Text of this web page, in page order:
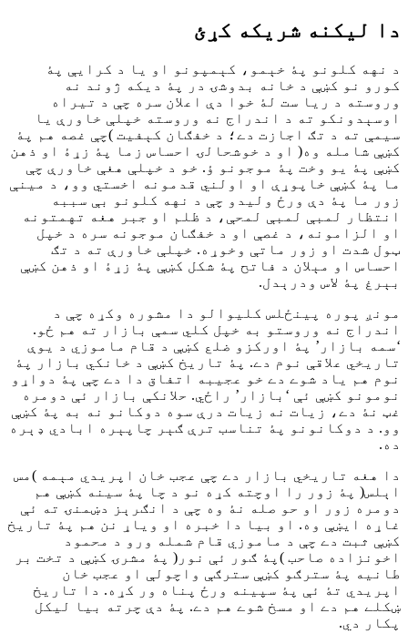
دا ليکنه شريکه کړئ
د نهه کلونو پۀ خېمو، کېمپونو او يا د کرایې پۀ
کورو نو کښې د خانه بدوشۍ در پۀ ديکه ژوند نه
وروسته د ريا ست لۀ خوا دې اعلان سره چې د تيراه
اوسېدونکو ته د اندراج نه وروسته خپلې خاورې يا
سيمې ته د تګ اجازت دے؛ د خفګان کېفيت )چې غصه هم پۀ
کښې شامله وه( او د خوشحالۍ احساس زما پۀ زړۀ او ذهن
کښې پۀ یو وخت پۀ موجونو ؤ. خو د خپلې هغې خاورې چې
ما پۀ کښې خاپوړې او اولني قدمونه اخستي وو، د مينې
زور ما پۀ دې ورځ وليدو چې د نهه کلونو بې سببه
انتظار لمبې لمبې لمحې، د ظلم او جبر هغه تهمتونه
او الزامونه، د غصې او د خفګان موجونه سره د خپل
ټول شدت او زور ماتې وخوړه. خپلې خاورې ته د تګ
احساس او مېلان د فاتح پۀ شکل کښې پۀ زړۀ او ذهن کښې
بېرغ پۀ لاس ودرېدل.
مونږ پوره پينځلس کليوالو دا مشوره وکړه چې د
اندراج نه وروستو به خپل کلي سمې بازار ته هم ځو.
‘سمه بازار’ پۀ اورکزو ضلع کښې د قام ماموزي د يوې
تاريخي علاقې نوم دے. پۀ تاريخ کښې د خانکي بازار پۀ
نوم هم ياد شوے دے خو عجيبه اتفاق دا دے چې پۀ دواړو
نومونو کښې ئې ‘بازار’ راځي. حلانکې بازار ئې دومره
غټ نۀ دے، زيات نه زيات درې سوه دوکانو نه به پۀ کښې
وو. د دوکانونو پۀ تناسب ترې ګېر چاپېره ابادي ډېره
ده.
دا هغه تاريخي بازار دے چې عجب خان اپريدي مېمه )مس
اېلس( پۀ زور را اوچته کړه نو د چا پۀ سينه کښې هم
دومره زور او حو صله نۀ وه چې د انګرېز دښمنۍ ته ئې
غاړه ايښې وه. او بيا دا خبره او وياړ نن هم پۀ تاريخ
کښې ثبت دے چې د ماموزي قام شمله ورو د محمود
اخونزاده صاحب )پۀ ګور ئې نور( پۀ مشرۍ کښې د تخت بر
طانيه پۀ سترګو کښې سترګې واچولې او عجب خان
اپريدي تۀ ئې پۀ سپينه ورځ پناه ور کړه. دا تاريخ
ښکلے هم دے او مسخ شوے هم دے. پۀ دې چرته بيا ليکل
پکار دي.